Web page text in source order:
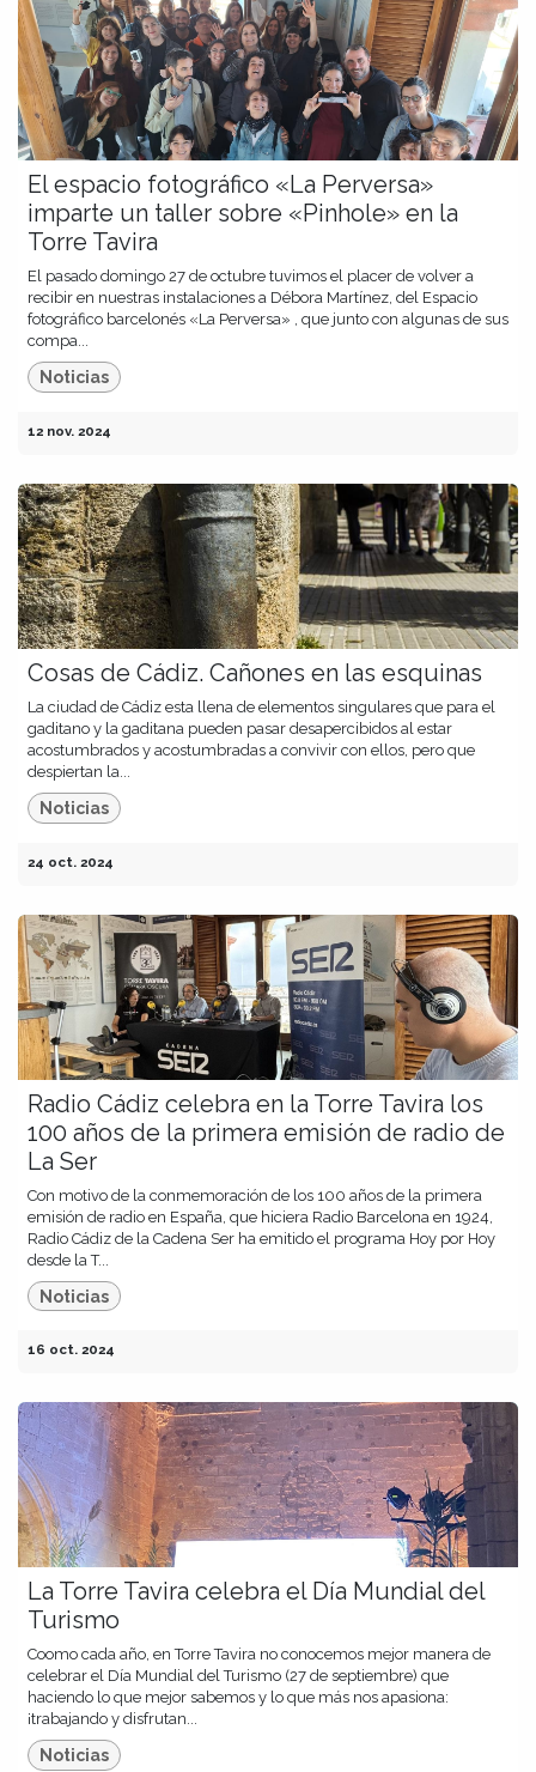
El espacio fotográfico «La Perversa»
imparte un taller sobre «Pinhole» en la
Torre Tavira
El pasado domingo 27 de octubre tuvimos el placer de volver a
recibir en nuestras instalaciones a Débora Martínez, del Espacio
fotográfico barcelonés «La Perversa» , que junto con algunas de sus
compa...
Noticias
12 nov. 2024
Cosas de Cádiz. Cañones en las esquinas
La ciudad de Cádiz esta llena de elementos singulares que para el
gaditano y la gaditana pueden pasar desapercibidos al estar
acostumbrados y acostumbradas a convivir con ellos, pero que
despiertan la...
Noticias
24 oct. 2024
Radio Cádiz celebra en la Torre Tavira los
100 años de la primera emisión de radio de
La Ser
Con motivo de la conmemoración de los 100 años de la primera
emisión de radio en España, que hiciera Radio Barcelona en 1924,
Radio Cádiz de la Cadena Ser ha emitido el programa Hoy por Hoy
desde la T...
Noticias
16 oct. 2024
La Torre Tavira celebra el Día Mundial del
Turismo
Coomo cada año, en Torre Tavira no conocemos mejor manera de
celebrar el Día Mundial del Turismo (27 de septiembre) que
haciendo lo que mejor sabemos y lo que más nos apasiona:
¡trabajando y disfrutan...
Noticias